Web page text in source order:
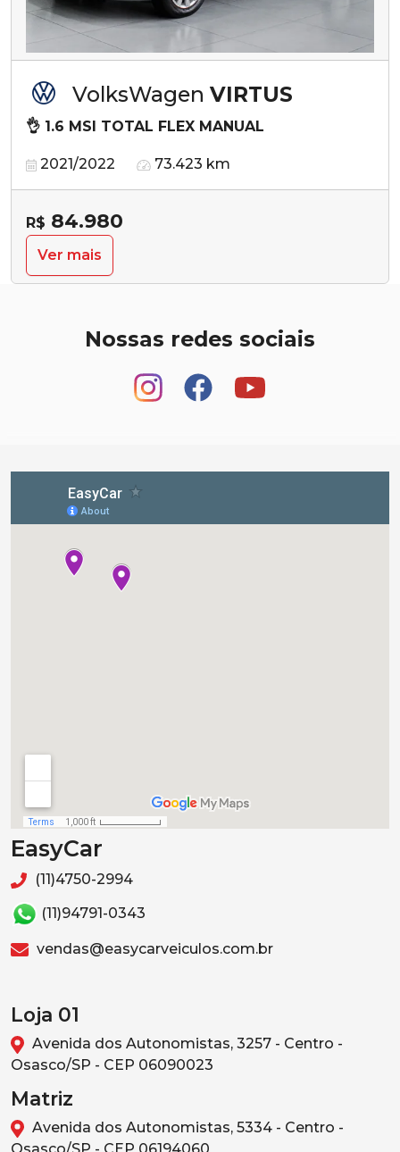
VolksWagen VIRTUS
👌 1.6 MSI TOTAL FLEX MANUAL
2021/2022 73.423 km
R$ 84.980
Ver mais
Nossas redes sociais
EasyCar
(11)4750-2994
(11)94791-0343
vendas@easycarveiculos.com.br
Loja 01
Avenida dos Autonomistas, 3257 - Centro -
Osasco/SP - CEP 06090023
Matriz
Avenida dos Autonomistas, 5334 - Centro -